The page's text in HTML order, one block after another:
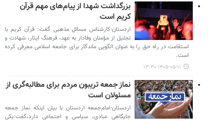
بزرگداشت شهدا از پیام‌های مهم قرآن
کریم است
اردستان-کارشناس مسائل مذهبی گفت: قرآن کریم با
تجلیل از مؤمنان وفادار به عهد، فرهنگ ایثار، شهادت و
استقامت در راه حق را به عنوان الگویی ماندگار برای جامعه اسلامی معرفی کرده
است.
۱۴۰۵-۰۵-۱۱ ۱۳:۳۰
نماز جمعه تریبون مردم برای مطالبه‌گری از
مسئولان است
اردستان-امام‌جمعه اردستان با بیان اینکه نماز جمعه
جایگاهی عبادی، سیاسی و اجتماعی دارد،گفت:یکی